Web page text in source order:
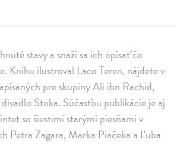
stavy a snaží sa ich opísať čo
Knihu ilustroval Laco Teren, nájdete v
pre skupiny Ali ibn Rachid,
Stoka. Súčasťou publikácie je aj
so šiestimi starými piesňami v
Petra Zagara, Marka Piačeka a Ľuba